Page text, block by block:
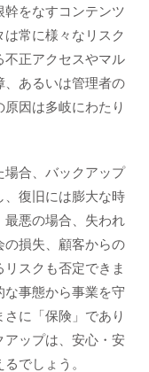
をなすコンテンツ
常に様々なリスク
不正アクセスやマル
、あるいは管理者の
因は多岐にわたり
場合、バックアップ
、復旧には膨大な時
最悪の場合、失われ
の損失、顧客からの
スクも否定できま
事態から事業を守
に「保険」であり
アップは、安心・安
でしょう。